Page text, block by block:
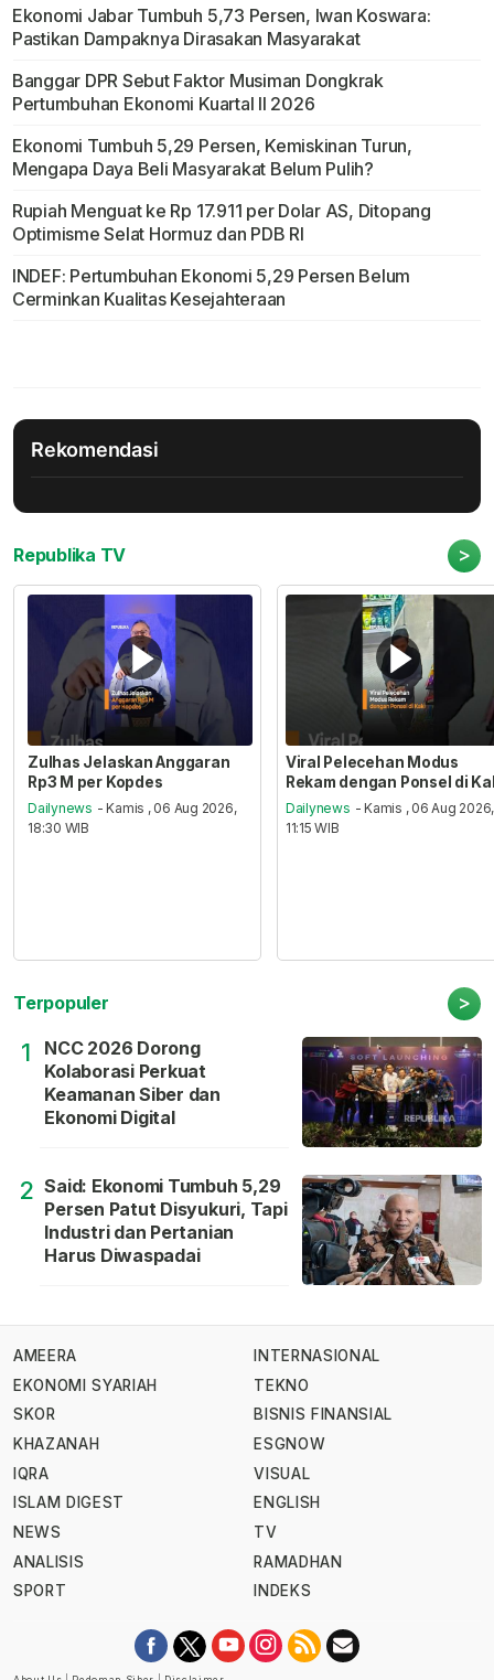
Ekonomi Jabar Tumbuh 5,73 Persen, Iwan Koswara:
Pastikan Dampaknya Dirasakan Masyarakat
Banggar DPR Sebut Faktor Musiman Dongkrak
Pertumbuhan Ekonomi Kuartal II 2026
Ekonomi Tumbuh 5,29 Persen, Kemiskinan Turun,
Mengapa Daya Beli Masyarakat Belum Pulih?
Rupiah Menguat ke Rp 17.911 per Dolar AS, Ditopang
Optimisme Selat Hormuz dan PDB RI
INDEF: Pertumbuhan Ekonomi 5,29 Persen Belum
Cerminkan Kualitas Kesejahteraan
Rekomendasi
Republika TV >
Zulhas Jelaskan Anggaran
Rp3 M per Kopdes
Dailynews - Kamis , 06 Aug 2026,
18:30 WIB
Viral Pelecehan Modus
Rekam dengan Ponsel di
Dailynews - Kamis , 06 Aug 2026,
11:15 WIB
Terpopuler >
1
NCC 2026 Dorong
Kolaborasi Perkuat
Keamanan Siber dan
Ekonomi Digital
2 Said: Ekonomi Tumbuh 5,29
Persen Patut Disyukuri, Tapi
Industri dan Pertanian
Harus Diwaspadai
AMEERA
EKONOMI SYARIAH
SKOR
KHAZANAH
IQRA
ISLAM DIGEST
NEWS
ANALISIS
SPORT
INTERNASIONAL
TEKNO
BISNIS FINANSIAL
ESGNOW
VISUAL
ENGLISH
TV
RAMADHAN
INDEKS